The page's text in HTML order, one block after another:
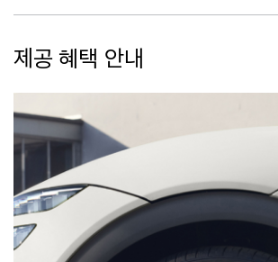
제공 혜택 안내